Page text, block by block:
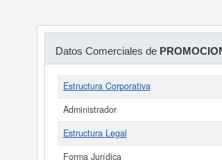
Datos Comerciales de
Estructura Corporativa
Administrador
Estructura Legal
Forma Jurídica